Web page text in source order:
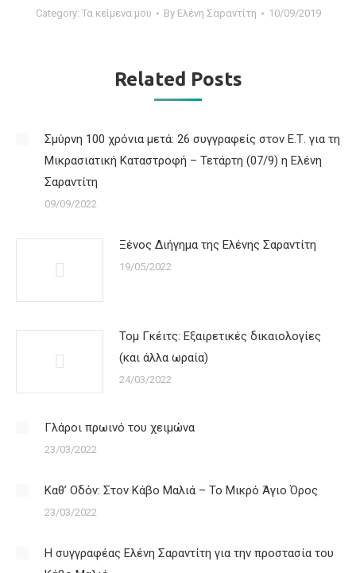
Category: Τα κείμενα μου By Ελένη Σαραντίτη 10/09/2019
Related Posts
Σμύρνη 100 χρόνια μετά: 26 συγγραφείς στον Ε.Τ. για τη
Μικρασιατική Καταστροφή – Τετάρτη (07/9) η Ελένη
Σαραντίτη
09/09/2022
Ξένος Διήγημα της Ελένης Σαραντίτη
19/05/2022
Τομ Γκέιτς: Εξαιρετικές δικαιολογίες
(και άλλα ωραία)
24/03/2022
Γλάροι πρωινό του χειμώνα
23/03/2022
Καθ’ Οδόν: Στον Κάβο Μαλιά – Το Μικρό Άγιο Όρος
23/03/2022
Η συγγραφέας Ελένη Σαραντίτη για την προστασία του